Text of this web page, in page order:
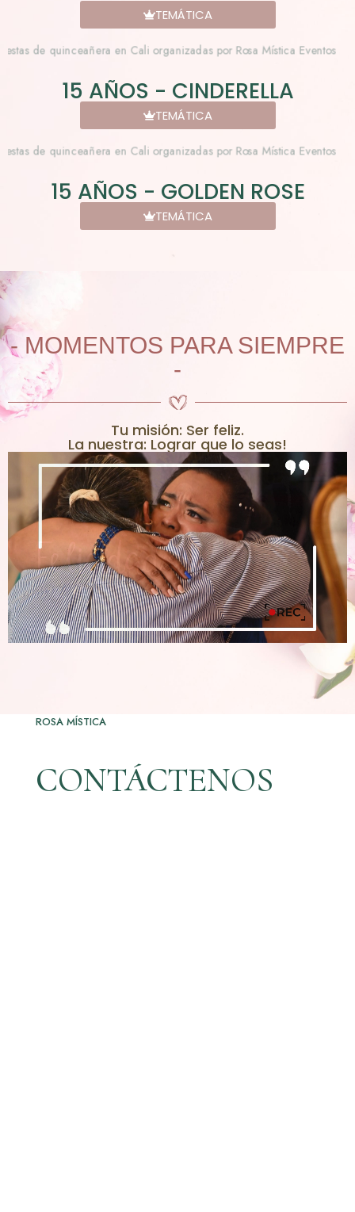
TEMÁTICA
15 AÑOS - CINDERELLA
TEMÁTICA
15 AÑOS - GOLDEN ROSE
TEMÁTICA
- MOMENTOS PARA SIEMPRE
-
Tu misión: Ser feliz.
La nuestra: Lograr que lo seas!
ROSA MÍSTICA
CONTÁCTENOS